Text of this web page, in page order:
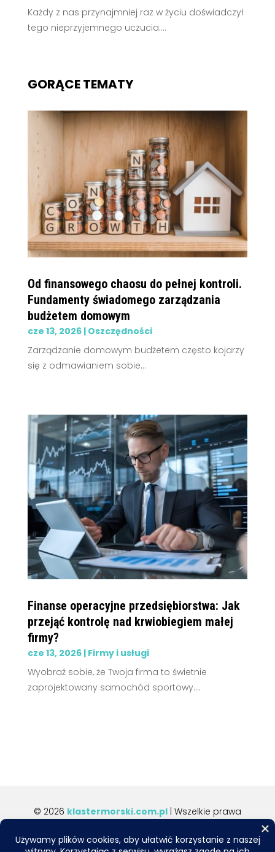
Każdy z nas przynajmniej raz w życiu doświadczył
tego nieprzyjemnego uczucia:...
GORĄCE TEMATY
Od finansowego chaosu do pełnej kontroli.
Fundamenty świadomego zarządzania
budżetem domowym
cze 13, 2026| Oszczędności
Zarządzanie domowym budżetem często kojarzy
się z odmawianiem sobie...
Finanse operacyjne przedsiębiorstwa: Jak
przejąć kontrolę nad krwiobiegiem małej
firmy?
cze 13, 2026| Firmy i usługi
Wyobraź sobie, że Twoja firma to świetnie
zaprojektowany samochód sportowy....
© 2026 klastermorski.com.pl| Wszelkie prawa